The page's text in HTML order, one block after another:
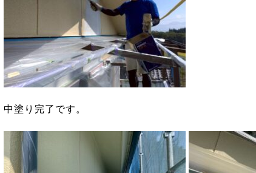
中塗り完了です。